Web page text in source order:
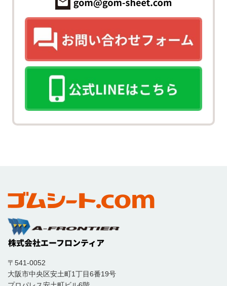
〒541-0052
大阪市中央区安土町1丁目6番19号